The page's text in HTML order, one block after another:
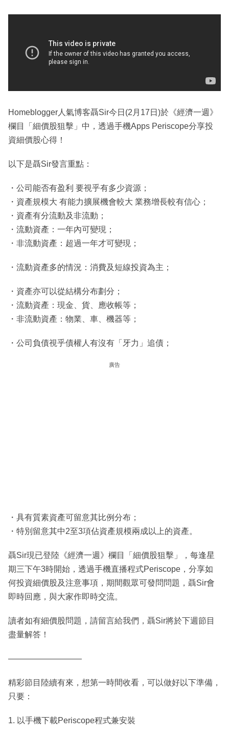
閱
區
Homeblogger人氣博客聶Sir今日(2月17日)於《經濟一週》
欄目「細價股狙擊」中，透過手機Apps Periscope分享投
資細價股心得！
以下是聶Sir發言重點：
・公司能否有盈利 要視乎有多少資源；
・資產規模大 有能力擴展機會較大 業務增長較有信心；
・資產有分流動及非流動；
・流動資產：一年內可變現；
・非流動資產：超過一年才可變現；
・流動資產多的情況：消費及短線投資為主；
・資產亦可以從結構分布劃分；
・流動資產：現金、貨、應收帳等；
・非流動資產：物業、車、機器等；
・公司負債視乎債權人有沒有「牙力」追債；
廣告
・具有質素資產可留意其比例分布；
・特別留意其中2至3項佔資產規模兩成以上的資產。
聶Sir現已登陸《經濟一週》欄目「細價股狙擊」，每逢星
期三下午3時開始，透過手機直播程式Periscope，分享如
何投資細價股及注意事項，期間觀眾可發問問題，聶Sir會
即時回應，與大家作即時交流。
讀者如有細價股問題，請留言給我們，聶Sir將於下週節目
盡量解答！
—————————
精彩節目陸續有來，想第一時間收看，可以做好以下準備，
只要：
1. 以手機下載Periscope程式兼安裝